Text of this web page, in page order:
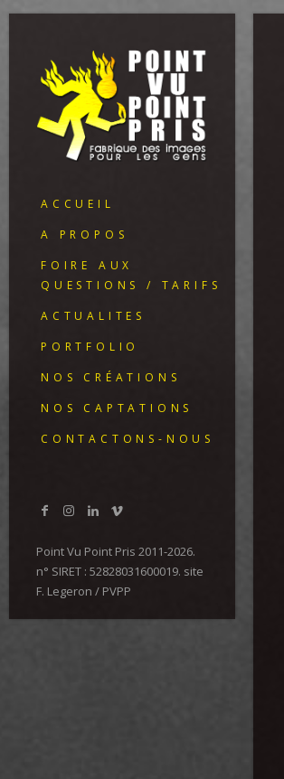
ACCUEIL
A PROPOS
FOIRE AUX
QUESTIONS / TARIFS
ACTUALITES
PORTFOLIO
NOS CRÉATIONS
NOS CAPTATIONS
CONTACTONS-NOUS
Point Vu Point Pris 2011-2026.
n° SIRET : 52828031600019. site
F. Legeron / PVPP